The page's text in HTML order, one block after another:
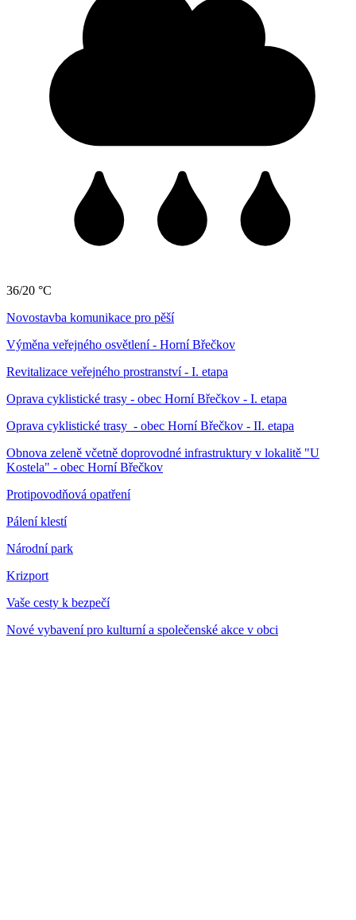
36/20 °C
Novostavba komunikace pro pěší
Výměna veřejného osvětlení - Horní Břečkov
Revitalizace veřejného prostranství - I. etapa
Oprava cyklistické trasy - obec Horní Břečkov - I. etapa
Oprava cyklistické trasy - obec Horní Břečkov - II. etapa
Obnova zeleně včetně doprovodné infrastruktury v lokalitě "U
Kostela" - obec Horní Břečkov
Protipovodňová opatření
Pálení klestí
Národní park
Krizport
Vaše cesty k bezpečí
Nové vybavení pro kulturní a společenské akce v obci